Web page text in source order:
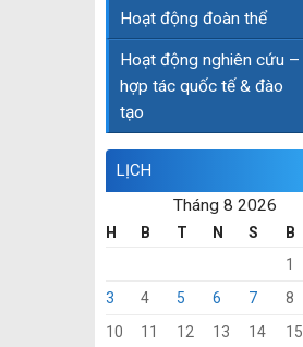
Hoạt động đoàn thể
Hoạt động nghiên cứu –
hợp tác quốc tế & đào
tạo
LỊCH
Tháng 8 2026
H B T N S B
1
3
4 5 6 7 8
10
11 12 13 14 15